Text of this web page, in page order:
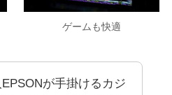
ゲームも快適
が手掛けるカジ